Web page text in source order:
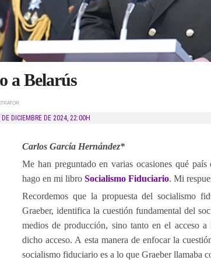
a Belarús
DE DICIEMBRE DE 2024, 22:00H
Carlos García Hernández*
Me han preguntado en varias ocasiones qué
hago en mi libro Socialismo Fiduciario. Mi
Recordemos que la propuesta del socialismo
Graeber, identifica la cuestión fundamental del
medios de producción, sino tanto en el acceso
dicho acceso. A esta manera de enfocar la
socialismo fiduciario es a lo que Graeber llamaba